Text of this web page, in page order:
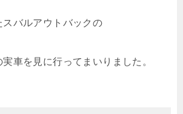
バルアウトバックの
車を見に行ってまいりました。